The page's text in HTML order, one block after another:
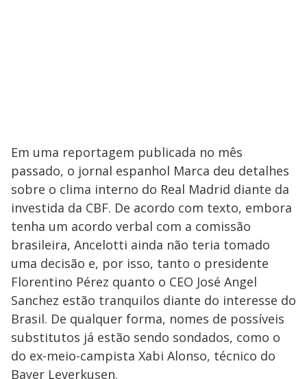
Em uma reportagem publicada no mês
passado, o jornal espanhol Marca deu detalhes
sobre o clima interno do Real Madrid diante da
investida da CBF. De acordo com texto, embora
tenha um acordo verbal com a comissão
brasileira, Ancelotti ainda não teria tomado
uma decisão e, por isso, tanto o presidente
Florentino Pérez quanto o CEO José Angel
Sanchez estão tranquilos diante do interesse do
Brasil. De qualquer forma, nomes de possíveis
substitutos já estão sendo sondados, como o
do ex-meio-campista Xabi Alonso, técnico do
Bayer Leverkusen.